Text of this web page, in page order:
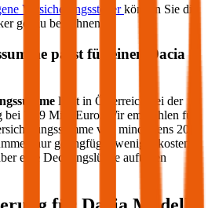
Versicherungssteuerkönnen Sie die
genau berechnen.
passt für einen
Dacia
liegt in Österreich bei der
7,79 Mio. Euro. Wir empfehlen für
von mindestens 20
nur geringfügig weniger kosten
eine Deckungslücke auftreten